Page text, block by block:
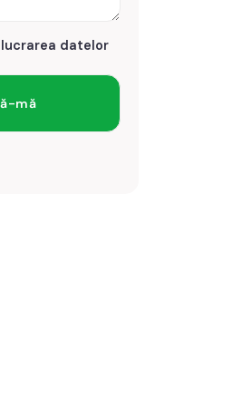
datelor